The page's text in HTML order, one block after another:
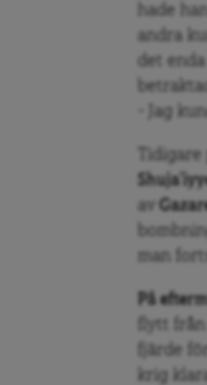
hade
andra
det
– Jag
av
man
På
flytt
fjärde
krig